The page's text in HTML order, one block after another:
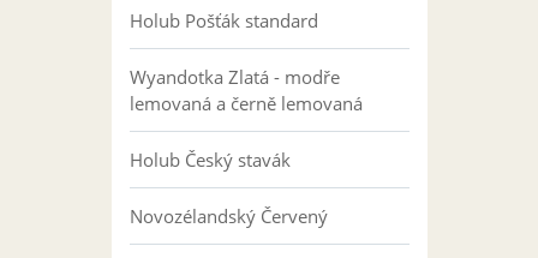
Holub Pošťák standard
Wyandotka Zlatá - modře
lemovaná a černě lemovaná
Holub Český stavák
Novozélandský Červený